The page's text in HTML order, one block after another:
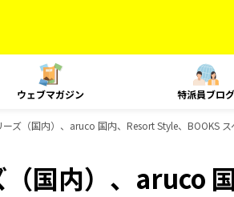
ウェブマガジン 特派員ブログ
ズ（国内）、aruco 国内、Resort Style、BOOKS
国内）、aruco